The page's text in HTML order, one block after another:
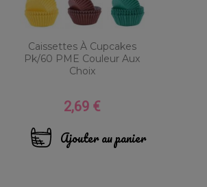
Caissettes À Cupcakes
Pk/60 PME Couleur Aux
Choix
Prix
2,69 €
Ajouter au panier